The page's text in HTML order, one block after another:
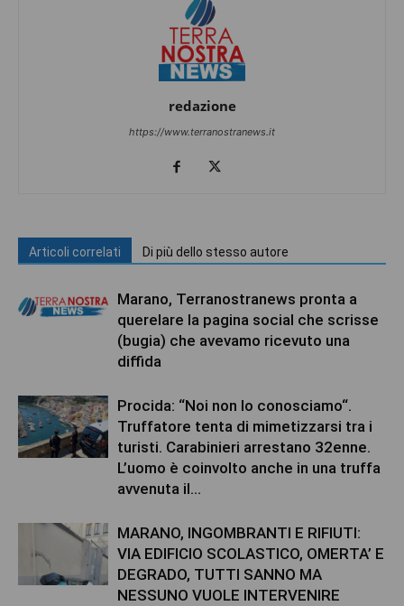
redazione
https://www.terranostranews.it
Articoli correlati Di più dello stesso autore
Marano, Terranostranews pronta a
querelare la pagina social che scrisse
(bugia) che avevamo ricevuto una
diffida
Procida: “Noi non lo conosciamo“.
Truffatore tenta di mimetizzarsi tra i
turisti. Carabinieri arrestano 32enne.
L’uomo è coinvolto anche in una truffa
avvenuta il...
MARANO, INGOMBRANTI E RIFIUTI:
VIA EDIFICIO SCOLASTICO, OMERTA’ E
DEGRADO, TUTTI SANNO MA
NESSUNO VUOLE INTERVENIRE